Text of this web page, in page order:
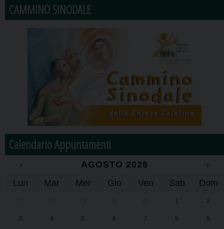
CAMMINO SINODALE
Calendario Appuntamenti
‹ AGOSTO 2026
›
Lun
Mar Mer Gio Ven Sab Dom
1 2
3 4 5 6 7 8 9